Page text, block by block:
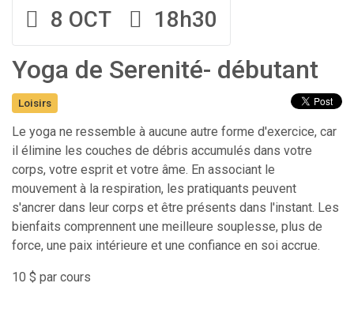
8 OCT 18h30
Yoga de Serenité- débutant
Loisirs
Le yoga ne ressemble à aucune autre forme d'exercice, car
il élimine les couches de débris accumulés dans votre
corps, votre esprit et votre âme. En associant le
mouvement à la respiration, les pratiquants peuvent
s'ancrer dans leur corps et être présents dans l'instant. Les
bienfaits comprennent une meilleure souplesse, plus de
force, une paix intérieure et une confiance en soi accrue.
10 $ par cours